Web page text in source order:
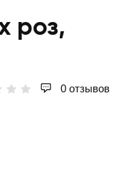
роз,
0 отзывов